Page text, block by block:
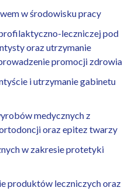
w środowisku pracy
leczniczej pod
oraz utrzymanie
promocji zdrowia
i utrzymanie gabinetu
medycznych z
oraz epitez twarzy
w zakresie protetyki
produktów leczniczych oraz